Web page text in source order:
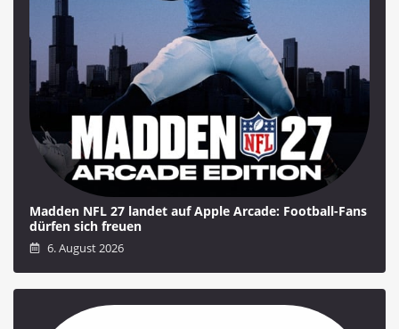
Madden NFL 27 landet auf Apple Arcade: Football-Fans
dürfen sich freuen
6. August 2026